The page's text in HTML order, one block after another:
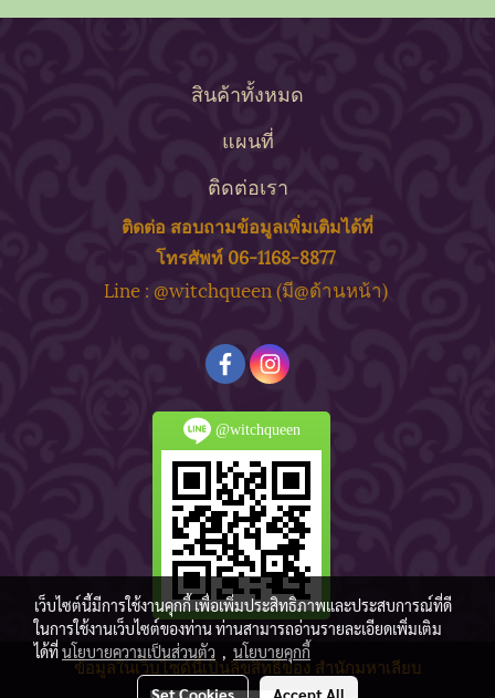
สินค้าทั้งหมด
แผนที่
ติดต่อเรา
ติดต่อ สอบถามข้อมูลเพิ่มเติมได้ที่
โทรศัพท์ 06-1168-8877
Line : @witchqueen (มี@ด้านหน้า)
@witchqueen
ข้อมูลในเว็บไซด์นี้เป็นลิขสิทธิ์ของ สำนักมหาเลียบ
เว็บไซต์นี้มีการใช้งานคุกกี้ เพื่อเพิ่มประสิทธิภาพและประสบการณ์ที่ดี
ในการใช้งานเว็บไซต์ของท่าน ท่านสามารถอ่านรายละเอียดเพิ่มเติม
ได้ที่นโยบายความเป็นส่วนตัว , นโยบายคุกกี้
Set Cookies Accept All